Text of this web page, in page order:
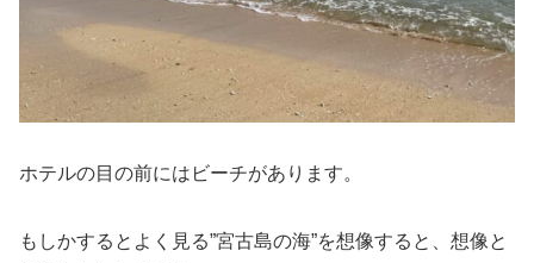
ホテルの目の前にはビーチがあります。
もしかするとよく見る”宮古島の海”を想像すると、想像と